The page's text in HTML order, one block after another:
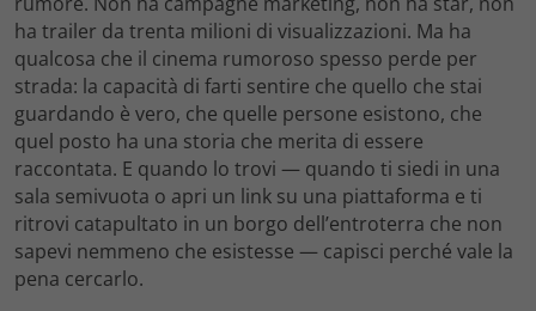
ha trailer da trenta milioni di visualizzazioni. Ma ha
qualcosa che il cinema rumoroso spesso perde per
strada: la capacità di farti sentire che quello che stai
guardando è vero, che quelle persone esistono, che
quel posto ha una storia che merita di essere
raccontata. E quando lo trovi — quando ti siedi in una
sala semivuota o apri un link su una piattaforma e ti
ritrovi catapultato in un borgo dell’entroterra che non
sapevi nemmeno che esistesse — capisci perché vale la
pena cercarlo.